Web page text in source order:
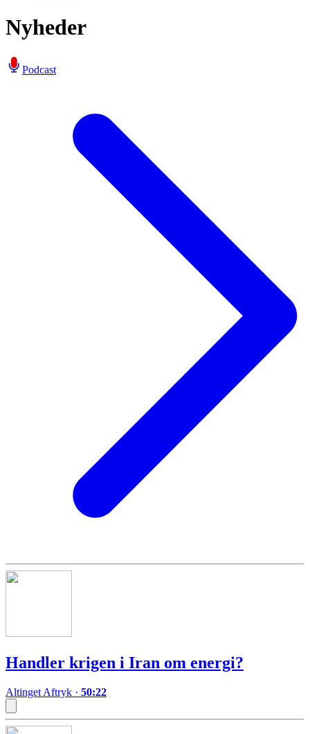
Nyheder
Podcast
Handler krigen i Iran om energi?
Altinget Aftryk · 50:22